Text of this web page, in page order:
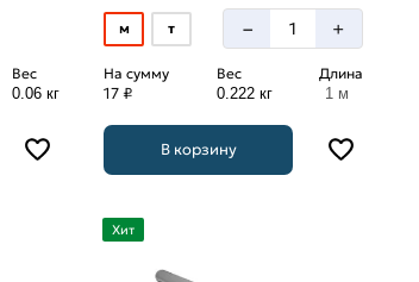
Вес
0.06 кг
м т – +
На сумму
17 ₽
Вес
0.222 кг
Длина
1 м
В корзину
Хит